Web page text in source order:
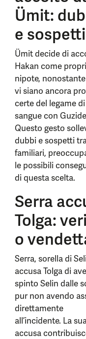
Ümit:
e sospetti
Ümit decide di
Hakan come
nipote,
vi siano ancora
certe del legame di
sangue con
Questo gesto
dubbi e sospetti
familiari,
le possibili
di questa scelta.
Serra
Tolga:
o
Serra, sorella di
accusa Tolga di
spinto Selin dalle
pur non avendo
direttamente
all’incidente. La
accusa